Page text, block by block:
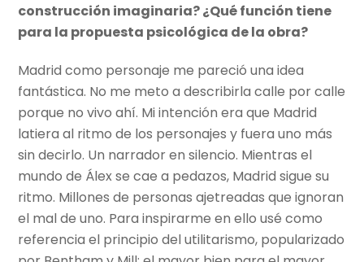
construcción imaginaria? ¿Qué función tiene
para la propuesta psicológica de la obra?
Madrid como personaje me pareció una idea
fantástica. No me meto a describirla calle por calle
porque no vivo ahí. Mi intención era que Madrid
latiera al ritmo de los personajes y fuera uno más
sin decirlo. Un narrador en silencio. Mientras el
mundo de Álex se cae a pedazos, Madrid sigue su
ritmo. Millones de personas ajetreadas que ignoran
el mal de uno. Para inspirarme en ello usé como
referencia el principio del utilitarismo, popularizado